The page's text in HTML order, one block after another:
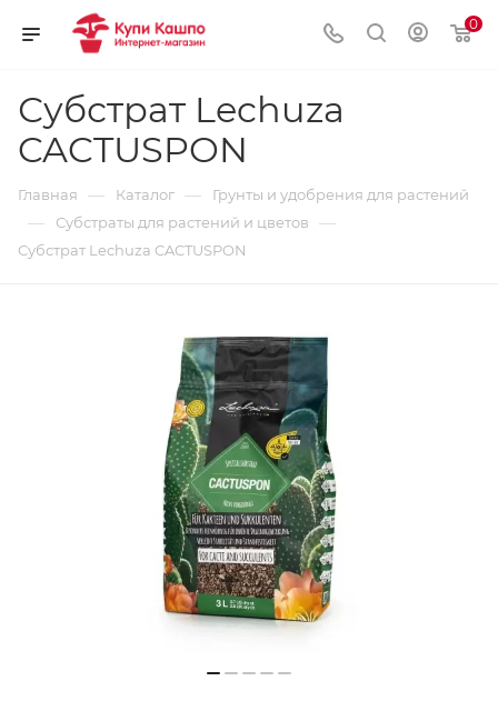
0
Субстрат Lechuza
CACTUSPON
Главная — Каталог — Грунты и удобрения для растений
— Субстраты для растений и цветов —
Субстрат Lechuza CACTUSPON